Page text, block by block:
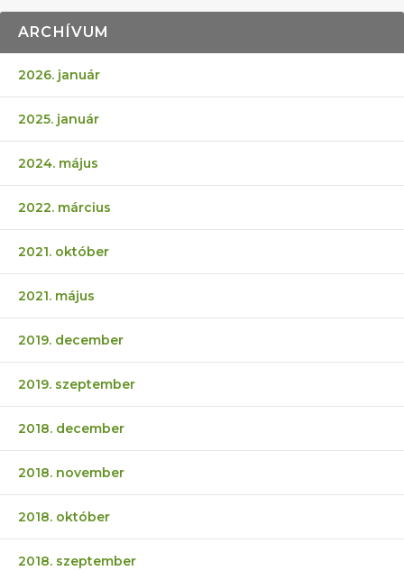
ARCHÍVUM
2026. január
2025. január
2024. május
2022. március
2021. október
2021. május
2019. december
2019. szeptember
2018. december
2018. november
2018. október
2018. szeptember